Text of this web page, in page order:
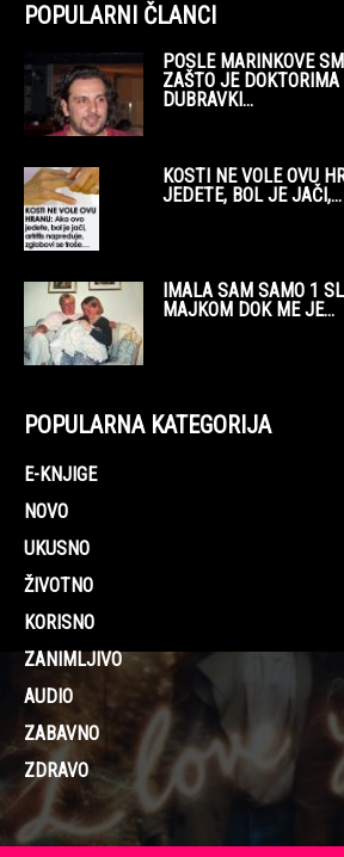
POPULARNI ČLANCI
POSLE MARINKOVE
ZAŠTO JE
DUBRAVKI...
KOSTI NE VOLE OVU
JEDETE, BOL JE JAČI,...
IMALA SAM SAMO 1
MAJKOM DOK ME JE...
POPULARNA KATEGORIJA
E-KNJIGE
NOVO
UKUSNO
ŽIVOTNO
KORISNO
ZANIMLJIVO
AUDIO
ZABAVNO
ZDRAVO